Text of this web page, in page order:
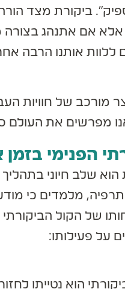
ביקורת מצד הורה
אם אתנהג בצורה
אותנו הרבה
מורכב של חוויות
מפרשים את העולם
הפנימי בזמן
מלמדים כי
של הקול הביקורתי
פעילותו:
הוא נטייתו